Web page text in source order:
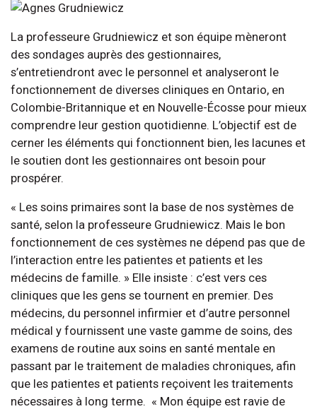
La professeure Grudniewicz et son équipe mèneront
des sondages auprès des gestionnaires,
s’entretiendront avec le personnel et analyseront le
fonctionnement de diverses cliniques en Ontario, en
Colombie-Britannique et en Nouvelle-Écosse pour mieux
comprendre leur gestion quotidienne. L’objectif est de
cerner les éléments qui fonctionnent bien, les lacunes et
le soutien dont les gestionnaires ont besoin pour
prospérer.
« Les soins primaires sont la base de nos systèmes de
santé, selon la professeure Grudniewicz. Mais le bon
fonctionnement de ces systèmes ne dépend pas que de
l’interaction entre les patientes et patients et les
médecins de famille. » Elle insiste : c’est vers ces
cliniques que les gens se tournent en premier. Des
médecins, du personnel infirmier et d’autre personnel
médical y fournissent une vaste gamme de soins, des
examens de routine aux soins en santé mentale en
passant par le traitement de maladies chroniques, afin
que les patientes et patients reçoivent les traitements
nécessaires à long terme. « Mon équipe est ravie de